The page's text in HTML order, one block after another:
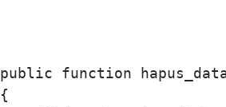
public function
{